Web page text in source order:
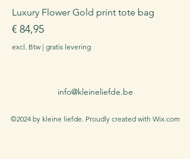
Luxury Flower Gold print tote bag
Prijs
€ 84,95
excl. Btw| gratis levering
info@kleineliefde.be
©2024 by kleine liefde. Proudly created with Wix.com